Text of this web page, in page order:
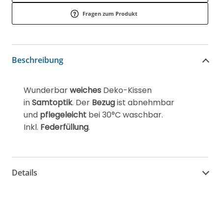
Fragen zum Produkt
Beschreibung
Wunderbarweiches Deko-Kissen
inSamtoptik. Der Bezugist abnehmbar
und pflegeleicht bei 30°C waschbar.
Inkl. Federfüllung.
Details